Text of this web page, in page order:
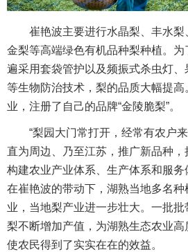
崔艳波主要进行水晶梨、丰水
金梨等高端绿色有机品种梨种植。
遍采用套袋管护以及频振式杀虫灯、
等生物防治技术，梨的品质大幅提高
业，注册了自己的品牌“金陵脆梨”。
“梨园大门常打开，经常有农户来
直为周边、乃至江苏，推广新品种
构建农业产业体系、生产体系和服务
在崔艳波的带动下，湖熟当地多名
业，当地梨产业进一步壮大。一批
梨不断增加产值，为湖熟生态农业高
使农民得到了实实在在的效益。